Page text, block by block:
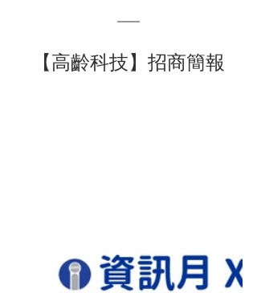
【高齡科技】招商簡報